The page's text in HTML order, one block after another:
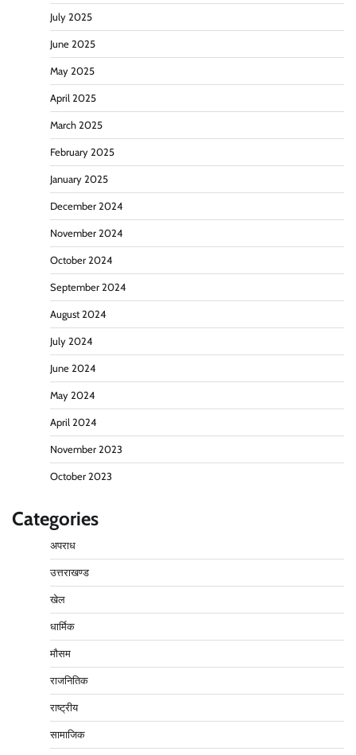
July 2025
June 2025
May 2025
April 2025
March 2025
February 2025
January 2025
December 2024
November 2024
October 2024
September 2024
August 2024
July 2024
June 2024
May 2024
April 2024
November 2023
October 2023
Categories
अपराध
उत्तराखण्ड
खेल
धार्मिक
मौसम
राजनितिक
राष्ट्रीय
सामाजिक